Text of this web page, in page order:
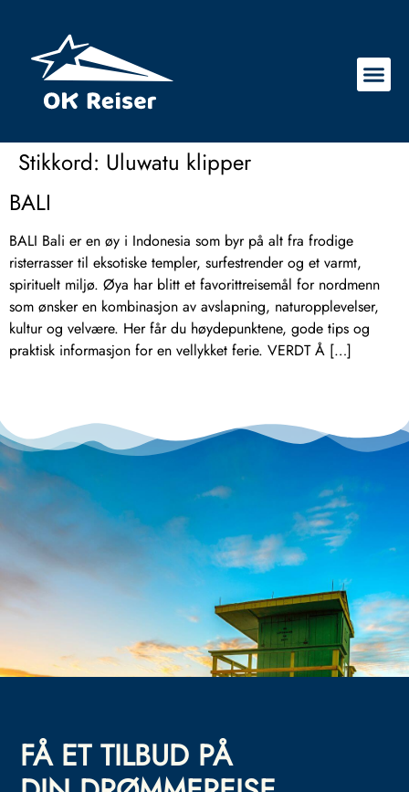
Stikkord: Uluwatu klipper
BALI
BALI Bali er en øy i Indonesia som byr på alt fra frodige
risterrasser til eksotiske templer, surfestrender og et varmt,
spirituelt miljø. Øya har blitt et favorittreisemål for nordmenn
som ønsker en kombinasjon av avslapning, naturopplevelser,
kultur og velvære. Her får du høydepunktene, gode tips og
praktisk informasjon for en vellykket ferie. VERDT Å […]
FÅ ET TILBUD PÅ